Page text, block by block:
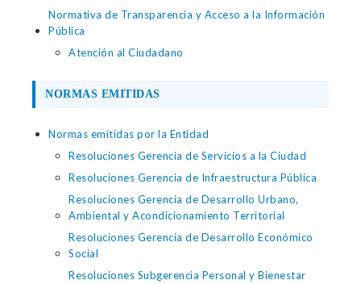
Normativa de Transparencia y Acceso a la Información
Pública
Atención al Ciudadano
NORMAS EMITIDAS
Normas emitidas por la Entidad
Resoluciones Gerencia de Servicios a la Ciudad
Resoluciones Gerencia de Infraestructura Pública
Resoluciones Gerencia de Desarrollo Urbano,
Ambiental y Acondicionamiento Territorial
Resoluciones Gerencia de Desarrollo Económico
Social
Resoluciones Subgerencia Personal y Bienestar